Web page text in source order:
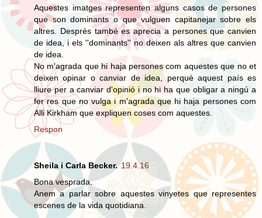
Aquestes imatges representen alguns casos de persones
que son dominants o que vulguen capitanejar sobre els
altres. Després també es aprecia a persones que canvien
de idea, i els ''dominants'' no deixen als altres que canvien
de idea.
No m'agrada que hi haja persones com aquestes que no et
deixen opinar o canviar de idea, perquè aquest país es
lliure per a canviar d'opinió i no hi ha que obligar a ningú a
fer res que no vulga i m'agrada que hi haja persones com
Alli Kirkham que expliquen coses com aquestes.
Respon
Sheila i Carla Becker. 19.4.16
Bona vesprada,
Anem a parlar sobre aquestes vinyetes que representes
escenes de la vida quotidiana.